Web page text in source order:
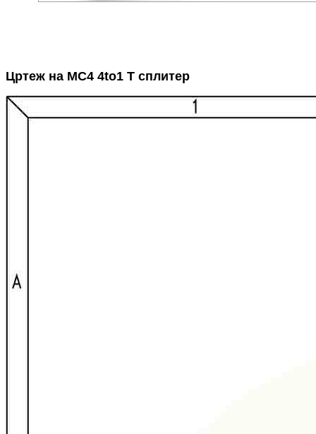
Цртеж на MC4 4to1 T сплитер